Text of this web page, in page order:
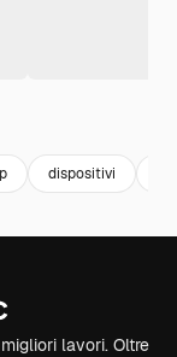
dispositivi
lavori. Oltre